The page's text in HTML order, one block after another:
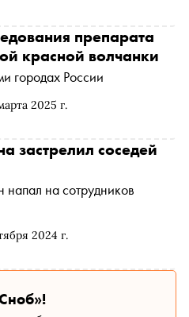
2025 г.
препарата
красной волчанки
городах России
2024 г.
застрелил соседей
на сотрудников